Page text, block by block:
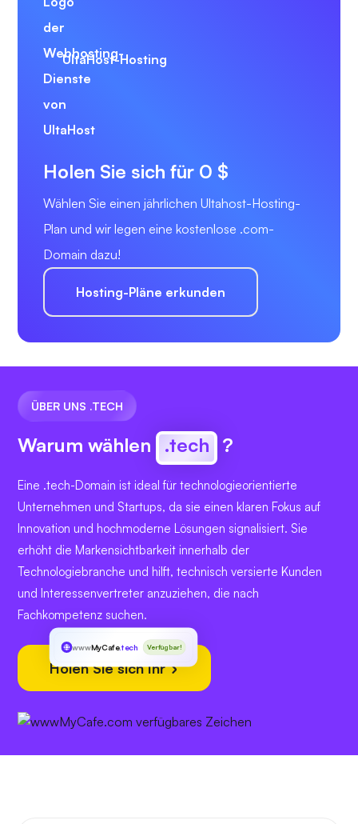
UltaHost-Hosting
Holen Sie sich für 0 $
Wählen Sie einen jährlichen Ultahost-Hosting-
Plan und wir legen eine kostenlose .com-
Domain dazu!
Hosting-Pläne erkunden
ÜBER UNS .TECH
Warum wählen .tech ?
Eine .tech-Domain ist ideal für technologieorientierte
Unternehmen und Startups, da sie einen klaren Fokus auf
Innovation und hochmoderne Lösungen signalisiert. Sie
erhöht die Markensichtbarkeit innerhalb der
Technologiebranche und hilft, technisch versierte Kunden
und Interessenvertreter anzuziehen, die nach
Fachkompetenz suchen.
Holen Sie sich Ihr
wwwMyCafe.tech Verfügbar!